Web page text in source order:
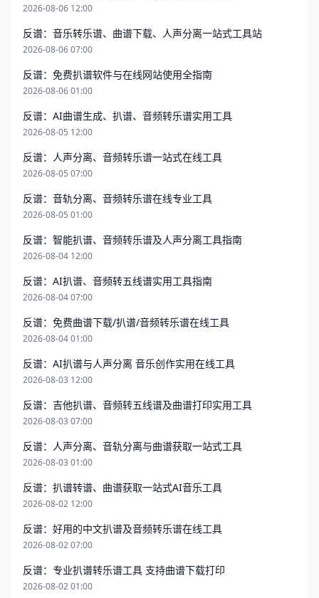
2026-08-06 12:00
反谱：音乐转乐谱、曲谱下载、人声分离一站式工具站
2026-08-06 07:00
反谱：免费扒谱软件与在线网站使用全指南
2026-08-06 01:00
反谱：AI曲谱生成、扒谱、音频转乐谱实用工具
2026-08-05 12:00
反谱：人声分离、音频转乐谱一站式在线工具
2026-08-05 07:00
反谱：音轨分离、音频转乐谱在线专业工具
2026-08-05 01:00
反谱：智能扒谱、音频转乐谱及人声分离工具指南
2026-08-04 12:00
反谱：AI扒谱、音频转五线谱实用工具指南
2026-08-04 07:00
反谱：免费曲谱下载/扒谱/音频转乐谱在线工具
2026-08-04 01:00
反谱：AI扒谱与人声分离 音乐创作实用在线工具
2026-08-03 12:00
反谱：吉他扒谱、音频转五线谱及曲谱打印实用工具
2026-08-03 07:00
反谱：人声分离、音轨分离与曲谱获取一站式工具
2026-08-03 01:00
反谱：扒谱转谱、曲谱获取一站式AI音乐工具
2026-08-02 12:00
反谱：好用的中文扒谱及音频转乐谱在线工具
2026-08-02 07:00
反谱：专业扒谱转乐谱工具 支持曲谱下载打印
2026-08-02 01:00